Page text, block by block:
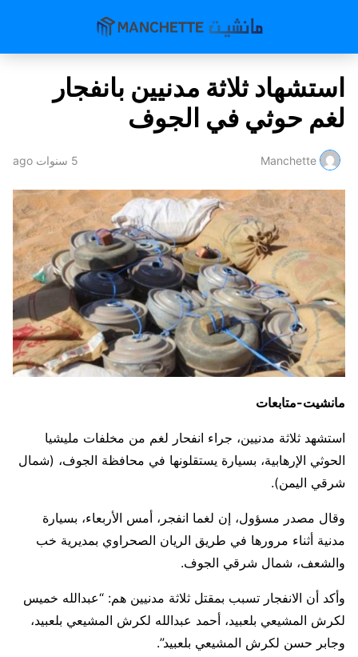
استشهاد ثلاثة مدنيين بانفجار
لغم حوثي في الجوف
Manchette 5 سنوات ago
مانشيت-متابعات
استشهد ثلاثة مدنيين، جراء انفحار لغم من مخلفات مليشيا
الحوثي الإرهابية، بسيارة يستقلونها في محافظة الجوف، (شمال
شرقي اليمن).
وقال مصدر مسؤول، إن لغما انفجر، أمس الأربعاء، بسيارة
مدنية أثناء مرورها في طريق الريان الصحراوي بمديرية خب
والشعف، شمال شرقي الجوف.
وأكد أن الانفجار تسبب بمقتل ثلاثة مدنيين هم: “عبدالله خميس
لكرش المشيعي بلعبيد، أحمد عبدالله لكرش المشيعي بلعبيد،
وجابر حسن لكرش المشيعي بلعبيد”.